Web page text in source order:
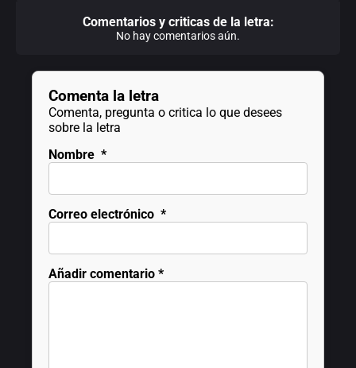
Comentarios y criticas de la letra:
No hay comentarios aún.
Comenta la letra
Comenta, pregunta o critica lo que desees
sobre la letra
Nombre *
Correo electrónico *
Añadir comentario *